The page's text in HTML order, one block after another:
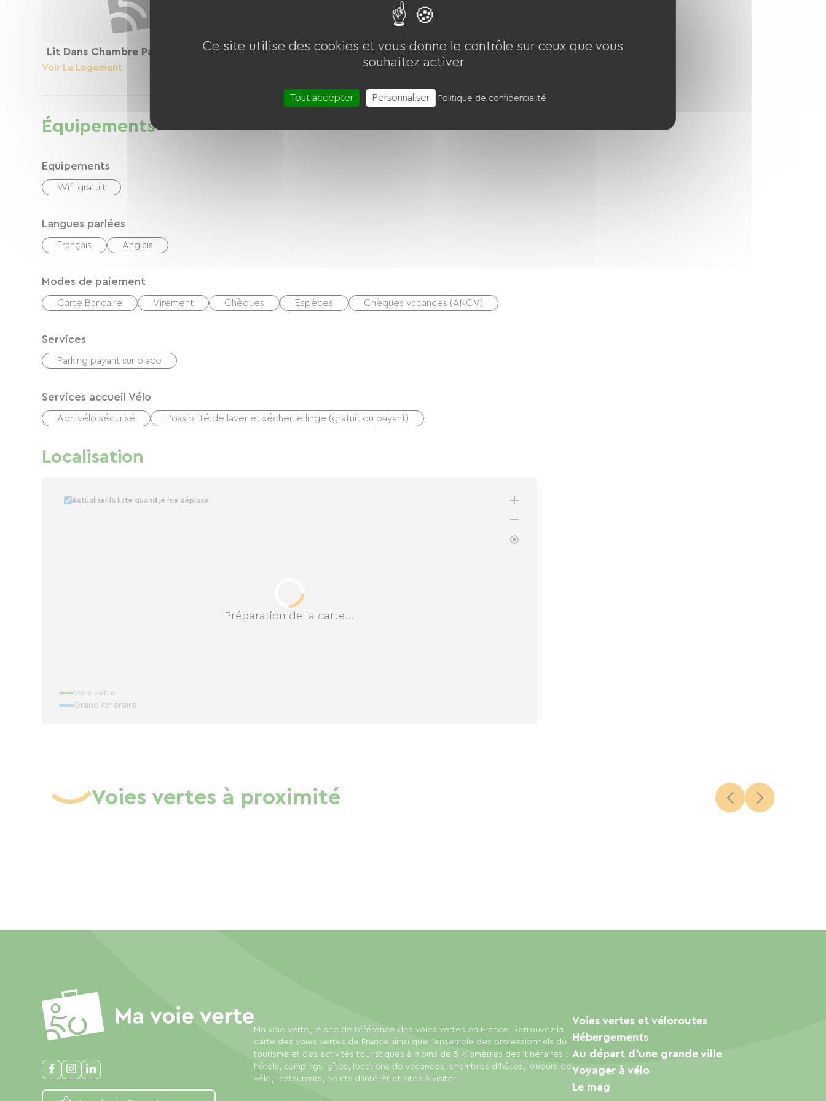
Lit Dans Chambre Partagée Surfcamp :)
Voir Le Logement
Équipements
Equipements
Wifi gratuit
Langues parlées
Français Anglais
Modes de paiement
Carte Bancaire Virement Chèques Espèces Chèques vacances (ANCV)
Services
Parking payant sur place
Services accueil Vélo
Abri vélo sécurisé Possibilité de laver et sécher le linge (gratuit ou payant)
Localisation
Préparation de la carte...
Actualiser la liste quand je me déplace
Voie verte
Grand itinéraire
Voies vertes à proximité
Ma voie verte, le site de référence des voies vertes en France. Retrouvez la
carte des voies vertes de France ainsi que l'ensemble des professionnels du
tourisme et des activités touristiques à moins de 5 kilomètres des itinéraires :
hôtels, campings, gîtes, locations de vacances, chambres d'hôtes, loueurs de
vélo, restaurants, points d'intérêt et sites à visiter.
Voies vertes et véloroutes
Hébergements
Au départ d'une grande ville
Voyager à vélo
Le mag
Ce site utilise des cookies et vous donne le contrôle sur ceux que vous
souhaitez activer
Tout accepter Personnaliser Politique de confidentialité